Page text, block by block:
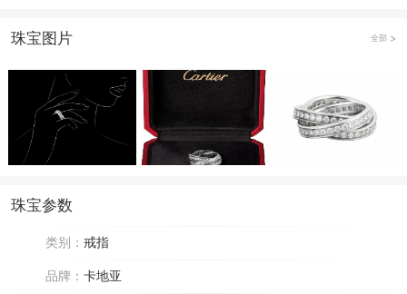
珠宝图片 全部
珠宝参数
类别： 戒指
品牌： 卡地亚